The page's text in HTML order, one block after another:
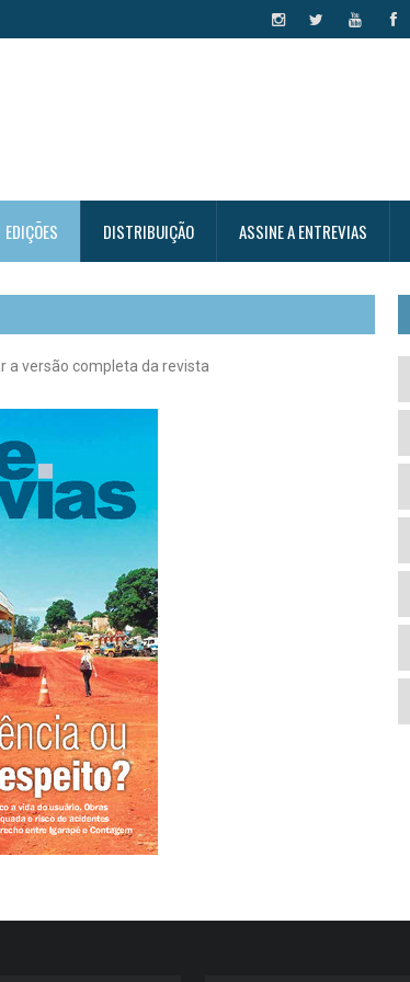
EDIÇÕES DISTRIBUIÇÃO ASSINE A ENTREVIAS
a versão completa da revista